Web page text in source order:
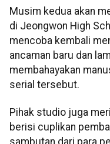
Musim kedua akan
di Jeongwon High
mencoba kembali
ancaman baru dan
membahayakan
serial tersebut.
Pihak studio juga
berisi cuplikan